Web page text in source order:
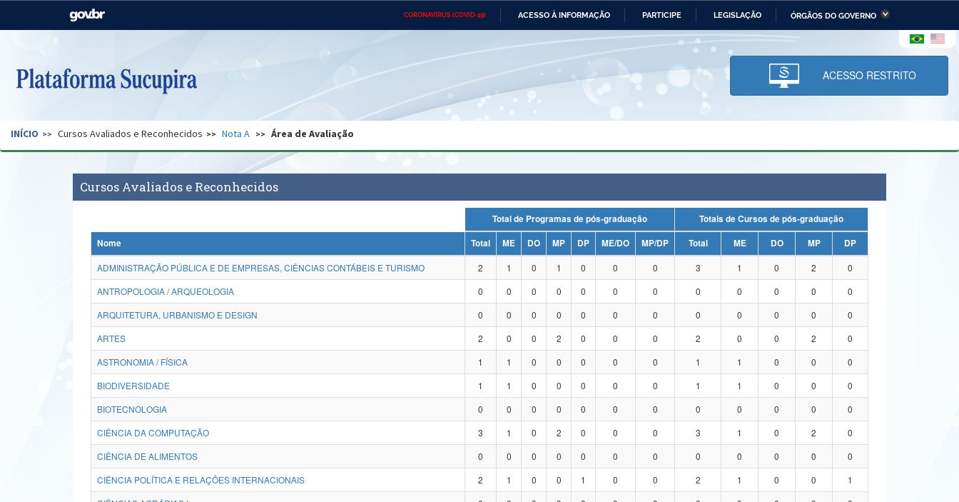
CORONAVÍRUS (COVID-19) ACESSO À INFORMAÇÃO PARTICIPE LEGISLAÇÃO ÓRGÃOS DO GOVERNO
Casa Civil Ministério das Relações Ministério da Economia Ministério da Infraestrutura
Pecuária e Abastecimento
Ministério da Ciência,
Tecnologia, Inovações e
Comunicações
Ministério do Desenvolvimento
Regional e dos Direitos Humanos
Secretaria de Governo Gabinete de Segurança Advocacia-Geral da União Banco Central do Brasil Planalto
ACESSO RESTRITO
INÍCIO Cursos Avaliados e Reconhecidos Nota A Área de Avaliação
Cursos Avaliados e Reconhecidos
Total de Programas de pós-graduação
Totais de Cursos de pós-graduação
Nome
Total ME DO MP DP ME/DO MP/DP Total ME DO MP
DP
ADMINISTRAÇÃO PÚBLICA E DE EMPRESAS, CIÊNCIAS CONTÁBEIS E TURISMO
2 1 0 1 0 0 0 3 1 0 2
0
ANTROPOLOGIA / ARQUEOLOGIA
0 0 0 0 0 0 0 0 0 0 0
0
ARQUITETURA, URBANISMO E DESIGN
0 0 0 0 0 0 0 0 0 0 0
0
ARTES
2 0 0 2 0 0 0 2 0 0 2
0
ASTRONOMIA / FÍSICA
1 1 0 0 0 0 0 1 1 0 0
0
BIODIVERSIDADE
1 1 0 0 0 0 0 1 1 0 0
0
BIOTECNOLOGIA
0 0 0 0 0 0 0 0 0 0 0
0
CIÊNCIA DA COMPUTAÇÃO
3 1 0 2 0 0 0 3 1 0 2
0
CIÊNCIA DE ALIMENTOS
0 0 0 0 0 0 0 0 0 0 0
0
CIÊNCIA POLÍTICA E RELAÇÕES INTERNACIONAIS
2 1 0 0 1 0 0 2 1 0 0
1